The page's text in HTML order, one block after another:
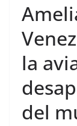
la
del